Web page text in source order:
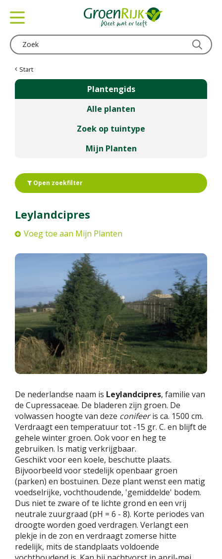
Start
Plantengids
Alle planten
Zoek op tuintype
Mijn Planten
Open zoekfilter
Leylandcipres
Voeg toe aan Mijn Planten
De nederlandse naam is Leylandcipres, familie van
de Cupressaceae. De bladeren zijn groen. De
volwassen hoogte van deze conifeeris ca. 1500 cm.
Verdraagt een temperatuur tot -15 gr. C. en blijft de
gehele winter groen. Ook voor en heg te
gebruiken. Is matig verkrijgbaar.
Geschikt voor een koele, beschutte plaats.
Bijvoorbeeld voor stedelijk openbaar groen
(parken) en bostuinen. Deze plant wenst een matig
voedselrijke, vochthoudende, 'gemiddelde' bodem.
Dus niet te zware of te lichte grond en een vrij
neutrale zuurgraad (pH = 6 - 8). Korte periodes van
droogte worden goed verdragen. Verlangt een
plekje in de zon en verdraagt zomerse hitte
redelijk, mits de standplaats voldoende